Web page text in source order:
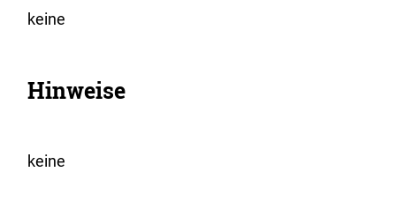
keine
Hinweise
keine